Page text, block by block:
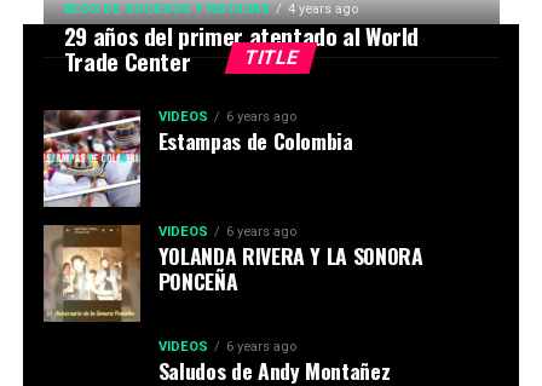
TITLE
BLOG DE SUCESOS Y NOTICIAS 4 years ago
29 años del primer atentado al World
Trade Center
VIDEOS 6 years ago
Estampas de Colombia
VIDEOS 6 years ago
YOLANDA RIVERA Y LA SONORA
PONCEÑA
VIDEOS 6 years ago
Saludos de Andy Montañez